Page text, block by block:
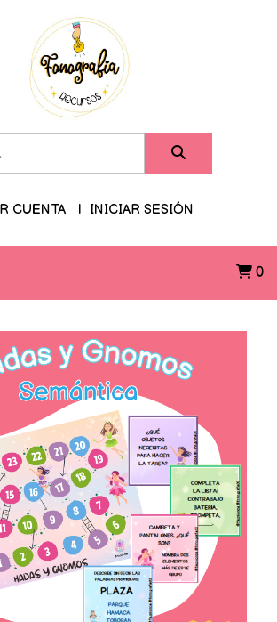
CUENTA INICIAR SESIÓN
0